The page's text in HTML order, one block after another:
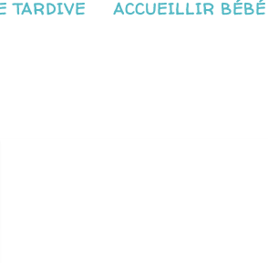
TARDIVE ACCUEILLIR BÉBÉ